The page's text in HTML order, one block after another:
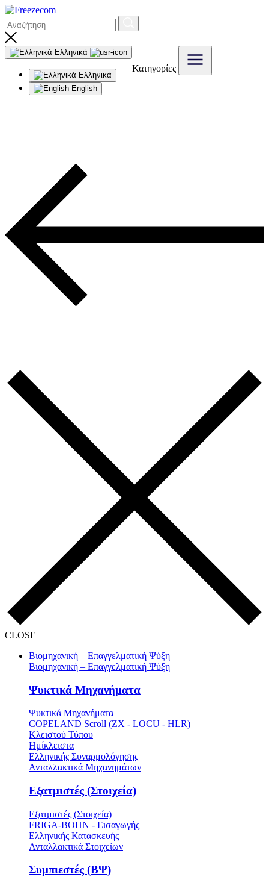
Ελληνικά
Ελληνικά
English
Κατηγορίες
CLOSE
Βιομηχανική – Επαγγελματική Ψύξη
Βιομηχανική – Επαγγελματική Ψύξη
Ψυκτικά Μηχανήματα
Ψυκτικά Μηχανήματα
COPELAND Scroll (ZX - LOCU - HLR)
Κλειστού Τύπου
Ημίκλειστα
Ελληνικής Συναρμολόγησης
Ανταλλακτικά Μηχανημάτων
Εξατμιστές (Στοιχεία)
Εξατμιστές (Στοιχεία)
FRIGA-BOHN - Εισαγωγής
Ελληνικής Κατασκευής
Ανταλλακτικά Στοιχείων
Συμπιεστές (ΒΨ)